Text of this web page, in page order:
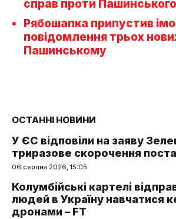
справ проти Пашинського
Рябошапка припустив
повідомлення трьох
Пашинському
ОСТАННІ НОВИНИ
У ЄС відповіли на заяву
триразове скорочення
06 серпня 2026, 15:05
Колумбійські картелі
людей в Україну навчатися
дронами – FT